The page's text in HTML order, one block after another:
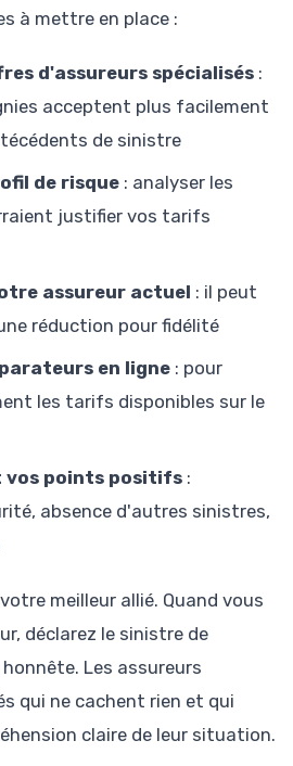
à mettre en place :
d'assureurs spécialisés :
acceptent plus facilement
de sinistre
de risque : analyser les
justifier vos tarifs
assureur actuel : il peut
réduction pour fidélité
en ligne : pour
les tarifs disponibles sur le
vos points positifs :
absence d'autres sinistres,
meilleur allié. Quand vous
déclarez le sinistre de
Les assureurs
qui ne cachent rien et qui
claire de leur situation.